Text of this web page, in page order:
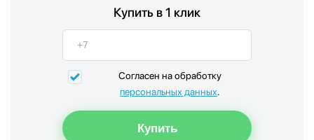
Купить в 1 клик
Согласен на обработку
персональных данных.